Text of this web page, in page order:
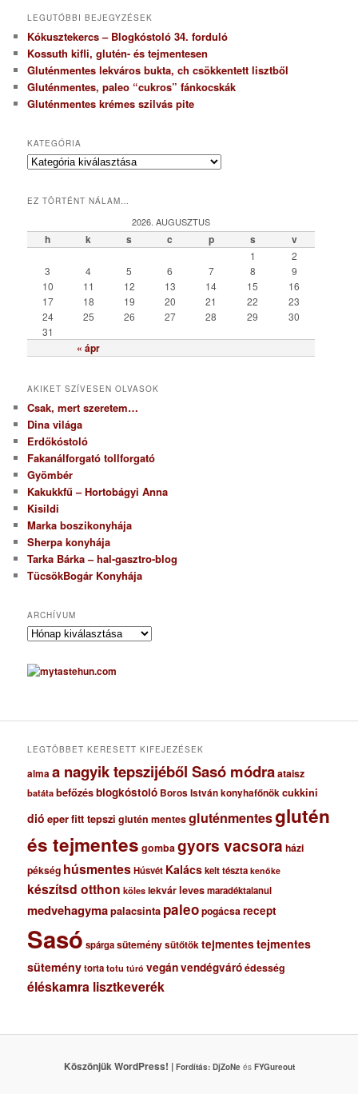
LEGUTÓBBI BEJEGYZÉSEK
Kókusztekercs – Blogkóstoló 34. forduló
Kossuth kifli, glutén- és tejmentesen
Gluténmentes lekváros bukta, ch csökkentett lisztből
Gluténmentes, paleo “cukros” fánkocskák
Gluténmentes krémes szilvás pite
KATEGÓRIA
K
e
r
EZ TÖRTÉNT NÁLAM…
2026. AUGUSZTUS
h k s c p s v
« ápr
1
2
3
4 5 6 7 8
9
10
11 12 13 14 15
16
17
18 19 20 21 22
23
24
25 26 27 28 29
30
31
AKIKET SZÍVESEN OLVASOK
Csak, mert szeretem…
Dina világa
Erdőkóstoló
Fakanálforgató tollforgató
Gyömbér
Kakukkfű – Hortobágyi Anna
Kisildi
Marka boszikonyhája
Sherpa konyhája
Tarka Bárka – hal-gasztro-blog
TücsökBogár Konyhája
ARCHÍVUM
A
c
h
u
LEGTÖBBET KERESETT KIFEJEZÉSEK
almaa nagyik tepszijéből Sasó módraataisz
batáta befőzésblogkóstoló Boros István konyhafőnökcukkini
dió eperfitt tepszi glutén mentesgluténmentesglutén
és tejmentes gombagyors vacsora házi
pékség húsmentesHúsvét Kalácskelt tészta kenőke
készítsd otthon köles lekvárlevesmaradéktalanul
medvehagymapalacsinta paleopogácsa recept
Sasó spárgasüteménysütőtöktejmentestejmentes
süteménytorta totu túró vegánvendégváróédesség
éléskamra lisztkeverék
Köszönjük WordPress! | Fordítás: DjZoNeés FYGureout